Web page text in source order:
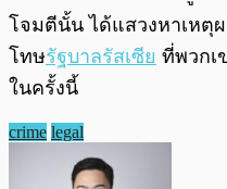
โจมตีนั้น ได้แสวงหาเหตุ
โทษรัฐบาลรัสเซีย ที่พวกเ
ในครั้งนี้
crime legal